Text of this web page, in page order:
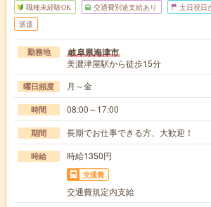
職種未経験OK 交通費別途支給あり 土日祝日
派遣
勤務地 岐阜県海津市
美濃津屋駅から徒歩15分
曜日頻度 月～金
時間 08:00～17:00
期間 長期でお仕事できる方、大歓迎！
時給 時給1350円
交通費
交通費規定内支給